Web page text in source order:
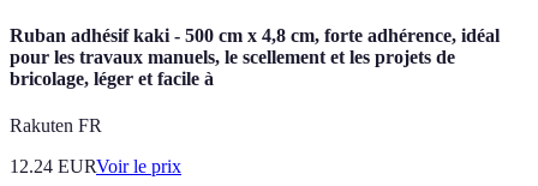
Ruban adhésif kaki - 500 cm x 4,8 cm, forte adhérence, idéal
pour les travaux manuels, le scellement et les projets de
bricolage, léger et facile à
Rakuten FR
12.24 EURVoir le prix